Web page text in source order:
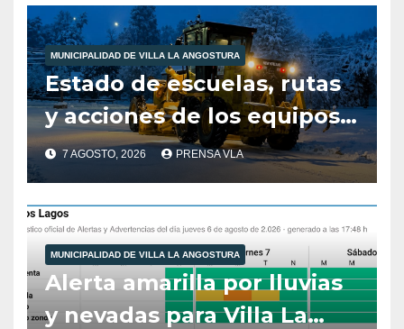
MUNICIPALIDAD DE VILLA LA ANGOSTURA
Estado de escuelas, rutas
y acciones de los equipos
municipales – Villa La
Angostura – 7 de agosto –
10:00 hs
7 AGOSTO, 2026 PRENSA VLA
MUNICIPALIDAD DE VILLA LA ANGOSTURA
Alerta amarilla por lluvias
y nevadas para Villa La